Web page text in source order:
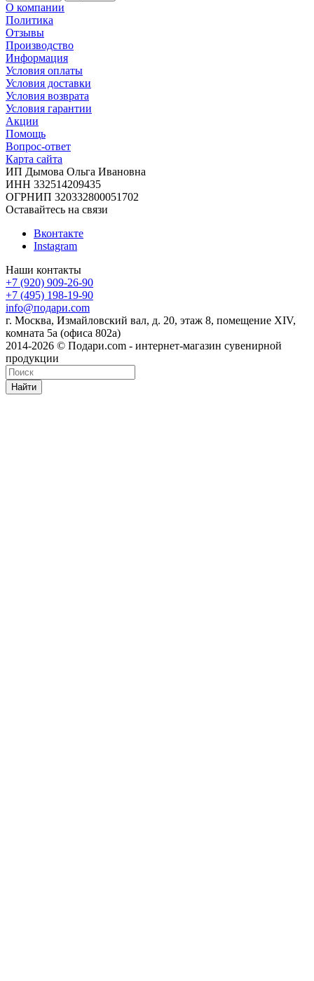
О компании
Политика
Отзывы
Производство
Информация
Условия оплаты
Условия доставки
Условия возврата
Условия гарантии
Акции
Помощь
Вопрос-ответ
Карта сайта
ИП Дымова Ольга Ивановна
ИНН 332514209435
ОГРНИП 320332800051702
Оставайтесь на связи
Вконтакте
Instagram
Наши контакты
+7 (920) 909-26-90
+7 (495) 198-19-90
info@подари.com
г. Москва, Измайловский вал, д. 20, этаж 8, помещение XIV,
комната 5а (офиса 802а)
2014-2026 © Подари.com - интернет-магазин сувенирной
продукции
Найти